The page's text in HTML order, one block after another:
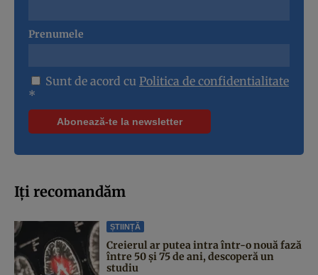
Prenumele
Sunt de acord cu Politica de confidentialitate
*
Iți recomandăm
ȘTIINȚĂ
Creierul ar putea intra într-o nouă fază
între 50 și 75 de ani, descoperă un
studiu